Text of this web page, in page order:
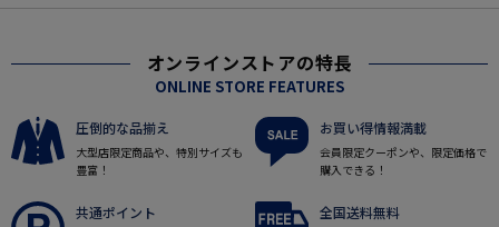
オンラインストアの特長
ONLINE STORE FEATURES
圧倒的な品揃え
大型店限定商品や、特別サイズも
豊富！
お買い得情報満載
会員限定クーポンや、限定価格で
購入できる！
共通ポイント 全国送料無料